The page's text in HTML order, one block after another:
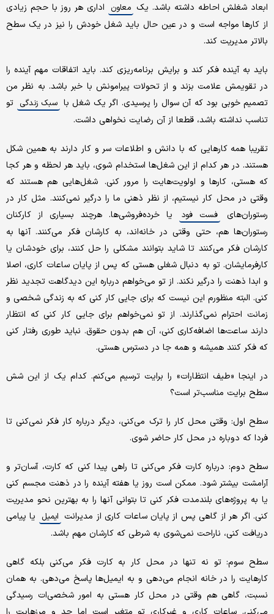
ابعاد شغلش احاطه داشته باشد. یک معاون اداری هر روز با حجم زیادی
از کارها مواجه است و در عین حال باید شغل خودش را نیز در یک سطح
بالاتر مدیریت کند.
باید به آینده فکر کند و برایش برنامه‌ریزی کند. باید اتفاقات مهم آینده را
در تقویمش علامت بزند و از تحولات پیرامونش با خبر باشد. به نظر من
تصمیم خوبی بود که آن سوال را پرسیدی. اگر یک شغل با سبک زندگی تو
تناسب نداشته باشد، قطعا از آن رضایت نخواهی داشت.
تقریبا همه کارهایی که با دانش و اطلاعات سر و کار دارند به همین شکل
هستند. در هر کدام از این شغل‌ها استخدام شوی، باید هر لحظه و هر کجا
که هستی، کارها و اولویت‌هایت را مرور کنی. شغل‌هایی هم هستند که
وقتی در محل کار نیستیم، از نظر ذهنی ما را درگیر نمی‌کنند. مثل کار در
رستوران‌های
فست فود
یا خرده‌فروشی‌ها. هرچند بسیاری از کارکنان
رستوران‌ها هم، حتی وقتی در خانه‌اند، به کارشان فکر می‌کنند. آنها به
کارشان فکر می‌کنند تا شاید بتوانند مشکلی را حل کنند، برای خودشان یا
کارفرمایشان. تو به دنبال شغلی هستی که پس از پایان ساعات کاری، اصلا
و ابدا ذهنت را درگیر نکند. از تو می‌خواهم درباره این دیدگاهت تجدید نظر
کنی. البته منظورم این نیست که برای جایی کار کنی که به زندگی شخصی و
زمانت احترام نمی‌گذارند. از تو نمی‌خواهم برای جایی کار کنی که انتظار
دارند ساعت‌ها اضافه‌کاری کنی، آن هم بدون حقوق. نباید طوری رفتار کنی
که فکر کنند همیشه و همه جا در دسترس هستی.
در اینجا «طیف انتظارات» را برایت ترسیم می‌‌کنم. کدام یک از این شش
سطح برایت مناسب‌تر است؟
سطح اول: وقتی محل کار را ترک می‌کنی، دیگر درباره کار فکر نمی‌کنی تا
فردا که دوباره در محل کار حاضر شوی.
سطح دوم: درباره کارت فکر می‌کنی تا راهی پیدا کنی که کارت، آسان‌تر و
آرامشت بیشتر شود. ممکن است روز یا هفته آینده را در ذهنت مجسم کنی
یا به پروژه‌های بلند‌مدت فکر کنی تا بتوانی آنها را به بهترین نحو مدیریت
کنی. اگر هر از گاهی پس از پایان ساعات کاری از مدیرانت ایمیل یا پیامی
دریافت کنی، ناراحت نمی‌شوی به شرطی که کارشان مهم باشد.
سطح سوم: تو نه تنها در محل کار به کارت فکر می‌کنی بلکه گاهی
کارهایت را در خانه انجام می‌دهی و به ایمیل‌ها پاسخ می‌دهی. به همان
نسبت، گاهی هم وقتی در محل کار هستی به امور شخصی‌ات رسیدگی